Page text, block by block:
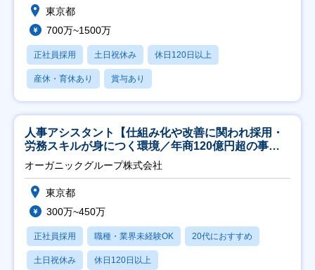
東京都
700万~1500万
正社員採用 土日祝休み 休日120日以上
産休・育休あり 賞与あり
人事アシスタント【仕組み化や改善に関われ採用・
労務スキルが身につく環境／年商120億円超の事業
会社】
オーガニックグループ株式会社
東京都
300万~450万
正社員採用 職種・業界未経験OK 20代におすすめ
土日祝休み 休日120日以上